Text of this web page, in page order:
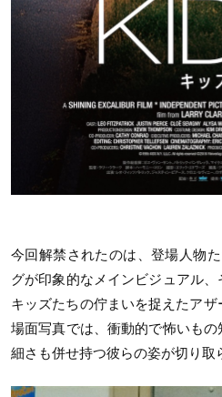
今回解禁されたのは、登場人物
グが印象的なメインビジュアル、
キッズたちの佇まいを捉えたア
場面写真では、衝動的で怖いも
細さも併せ持つ彼らの姿が切り取